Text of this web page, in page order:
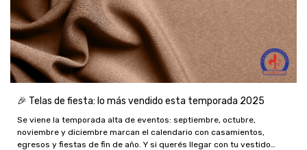
🎉 Telas de fiesta: lo más vendido esta temporada 2025
Se viene la temporada alta de eventos: septiembre, octubre,
noviembre y diciembre marcan el calendario con casamientos,
egresos y fiestas de fin de año. Y si querés llegar con tu vestido